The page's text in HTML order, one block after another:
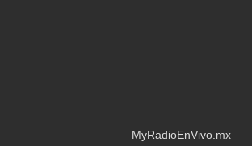
MyRadioEnVivo.mx